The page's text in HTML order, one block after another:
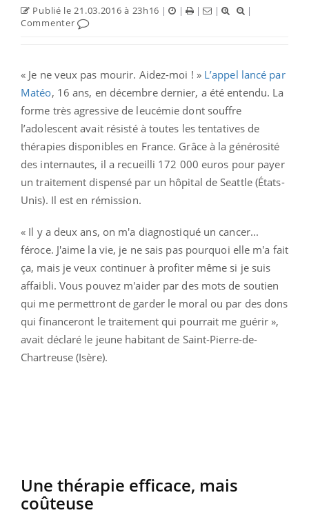
Publié le 21.03.2016 à 23h16 | | | |
|
Commenter
« Je ne veux pas mourir. Aidez-moi ! » L’appel lancé par
Matéo, 16 ans, en décembre dernier, a été entendu. La
forme très agressive de leucémie dont souffre
l’adolescent avait résisté à toutes les tentatives de
thérapies disponibles en France. Grâce à la générosité
des internautes, il a recueilli 172 000 euros pour payer
un traitement dispensé par un hôpital de Seattle (États-
Unis). Il est en rémission.
« Il y a deux ans, on m'a diagnostiqué un cancer...
féroce. J'aime la vie, je ne sais pas pourquoi elle m'a fait
ça, mais je veux continuer à profiter même si je suis
affaibli. Vous pouvez m'aider par des mots de soutien
qui me permettront de garder le moral ou par des dons
qui financeront le traitement qui pourrait me guérir »,
avait déclaré le jeune habitant de Saint-Pierre-de-
Chartreuse (Isère).
Une thérapie efficace, mais
coûteuse